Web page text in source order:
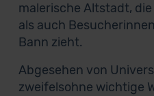
malerische Altstadt,
als auch
Bann zieht.
Abgesehen von
zweifelsohne wichtige